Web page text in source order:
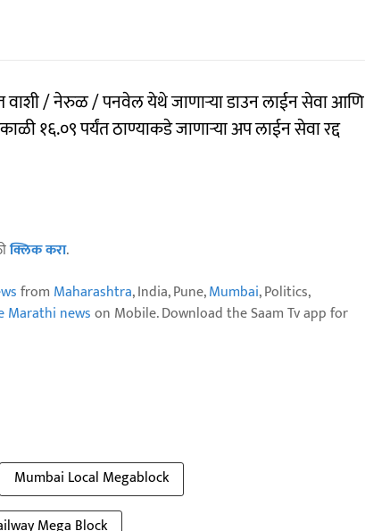
/ नेरुळ / पनवेल येथे जाणाऱ्या डाउन लाईन सेवा आणि
१६.०९ पर्यंत ठाण्याकडे जाणाऱ्या अप लाईन सेवा रद्द
क्लिक करा.
from Maharashtra, India, Pune,Mumbai, Politics,
Marathi newson Mobile. Download the Saam Tv app for
Mumbai Local Megablock
Mega Block